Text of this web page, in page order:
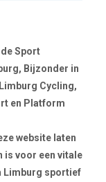
Sport
Bijzonder in
Cycling,
en Platform
website laten
is voor een vitale
Limburg sportief